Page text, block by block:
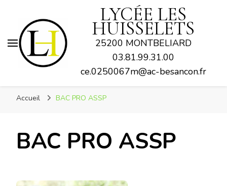
LYCÉE LES
HUISSELETS
25200 MONTBELIARD
03.81.99.31.00
ce.0250067m@ac-besancon.fr
Accueil BAC PRO ASSP
BAC PRO ASSP